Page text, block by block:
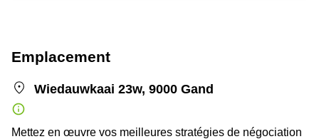
Emplacement
Wiedauwkaai 23w, 9000 Gand
Mettez en œuvre vos meilleures stratégies de négociation